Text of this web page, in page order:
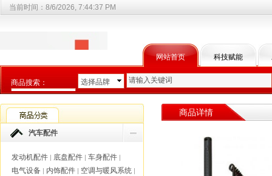
网站首页 科技赋能
当前时间： 8/6/2026, 7:44:38 PM
商品搜索：
选择商品分类
选择品牌
汽车配件
发动机配件 | 底盘配件 | 车身配件 |
电气设备 | 内饰配件 | 空调与暖风系统 |
商品详情